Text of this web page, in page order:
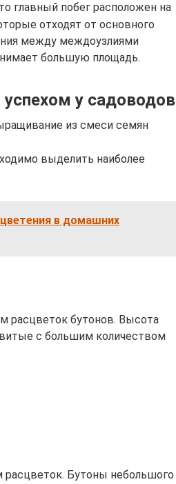
главный побег расположен на
отходят от основного
между междоузлиями
большую площадь.
у садоводов
из смеси семян
выделить наиболее
в домашних
расцветок бутонов. Высота
с большим количеством
расцветок. Бутоны небольшого